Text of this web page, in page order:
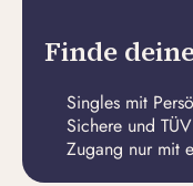
Adresse
erstellen
Finde
Singles mit
Sichere und
Zugang nur mit